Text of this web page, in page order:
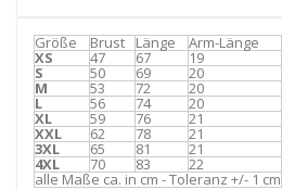
Größe Brust Länge Arm-Länge
XS 47 67 19
S 50 69 20
M 53 72 20
L 56 74 20
XL 59 76 21
XXL 62 78 21
3XL 65 81 21
4XL 70 83 22
alle Maße ca. in cm - Toleranz +/- 1 cm